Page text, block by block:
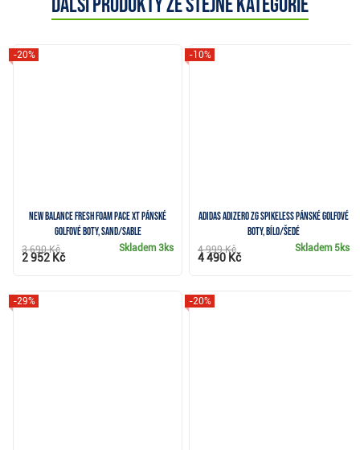
New Balance Fresh Foam Pace XT pánské
golfové boty, sand/sable
-20%
Skladem3ks
3 690 Kč
2 952 Kč
Adidas Adizero ZG Spikeless pánské golfové
boty, bílo/šedé
-10%
Skladem 5ks
4 999 Kč
4 490 Kč
-29% -20%